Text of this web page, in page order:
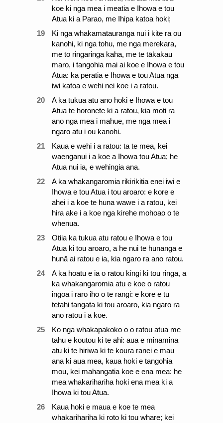
koe ki nga mea i meatia e Ihowa e tou
Atua ki a Parao, me Ihipa katoa hoki;
19
Ki nga whakamatauranga nui i kite ra ou
kanohi, ki nga tohu, me nga merekara,
me to ringaringa kaha, me te tākakau
maro, i tangohia mai ai koe e Ihowa e tou
Atua: ka peratia e Ihowa e tou Atua nga
iwi katoa e wehi nei koe i a ratou.
20
A ka tukua atu ano hoki e Ihowa e tou
Atua te horonete ki a ratou, kia moti ra
ano nga mea i mahue, me nga mea i
ngaro atu i ou kanohi.
21
Kaua e wehi i a ratou: ta te mea, kei
waenganui i a koe a Ihowa tou Atua; he
Atua nui ia, e wehingia ana.
22
A ka whakangaromia rikirikitia enei iwi e
Ihowa e tou Atua i tou aroaro: e kore e
ahei i a koe te huna wawe i a ratou, kei
hira ake i a koe nga kirehe mohoao o te
whenua.
23
Otiia ka tukua atu ratou e Ihowa e tou
Atua ki tou aroaro, a he nui te hunanga e
hunā ai ratou e ia, kia ngaro ra ano ratou.
24
A ka hoatu e ia o ratou kingi ki tou ringa, a
ka whakangaromia atu e koe o ratou
ingoa i raro iho o te rangi: e kore e tu
tetahi tangata ki tou aroaro, kia ngaro ra
ano ratou i a koe.
25
Ko nga whakapakoko o o ratou atua me
tahu e koutou ki te ahi: aua e minamina
atu ki te hiriwa ki te koura ranei e mau
ana ki aua mea, kaua hoki e tangohia
mou, kei mahangatia koe e ena mea: he
mea whakarihariha hoki ena mea ki a
Ihowa ki tou Atua.
26
Kaua hoki e maua e koe te mea
whakarihariha ki roto ki tou whare; kei